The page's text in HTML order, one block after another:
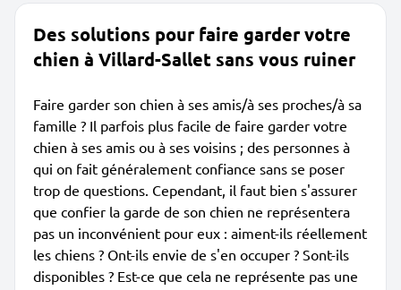
Des solutions pour faire garder votre
chien à Villard-Sallet sans vous ruiner
Faire garder son chien à ses amis/à ses proches/à sa
famille ? Il parfois plus facile de faire garder votre
chien à ses amis ou à ses voisins ; des personnes à
qui on fait généralement confiance sans se poser
trop de questions. Cependant, il faut bien s'assurer
que confier la garde de son chien ne représentera
pas un inconvénient pour eux : aiment-ils réellement
les chiens ? Ont-ils envie de s'en occuper ? Sont-ils
disponibles ? Est-ce que cela ne représente pas une